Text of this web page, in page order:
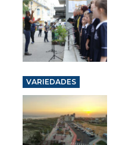
VARIEDADES